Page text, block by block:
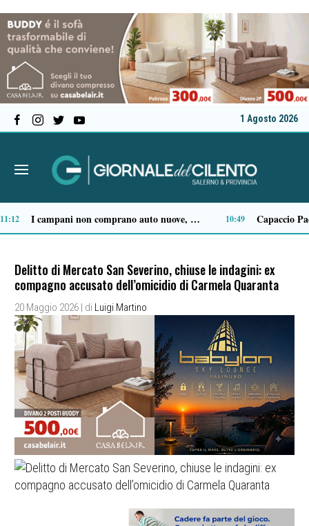
1 Agosto 2026
Sapri: dopo l’episodio del Timpone, il consigliere Vita chiede verifiche su alloggi e sicurezza 07:17 Terremoto ai Campi Flegrei: salgono a 21 i feriti, due sono gravi 00:05
Delitto di Mercato San Severino, chiuse le indagini: ex
compagno accusato dell’omicidio di Carmela Quaranta
20 Maggio 2026 | di Luigi Martino